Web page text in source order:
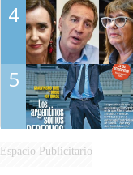
4
5
Espacio Publicitario